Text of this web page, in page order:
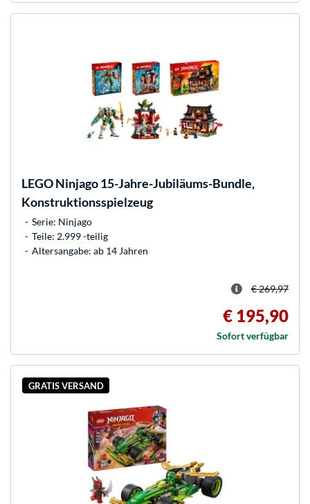
LEGONinjago 15-Jahre-Jubiläums-Bundle,
Konstruktionsspielzeug
Serie: Ninjago
Teile: 2.999 -teilig
Altersangabe: ab 14 Jahren
€ 269,97
€ 195,90
Sofort verfügbar
GRATIS VERSAND